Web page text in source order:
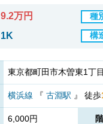
9.2万円 種
1K 構
東京都町田市木曽東1丁
横浜線 『 古淵駅 』 徒歩
6,000円